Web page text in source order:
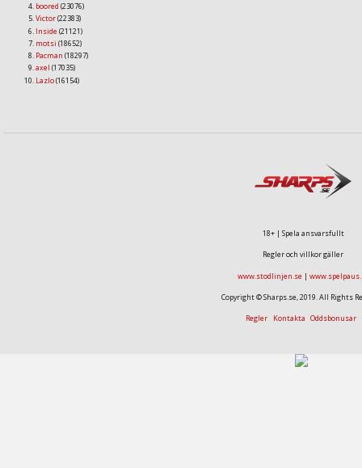
boored (23076)
Victor(22383)
Inside (21121)
motsi (18652)
Pacman (18297)
axel (17035)
Lazlo(16154)
18+ | Spela ansvarsfullt
Regler och villkor gäller
www.stodlinjen.se |
Copyright © Sharps.se, 2019. All Rights
Regler Kontakta Oddsbonusar